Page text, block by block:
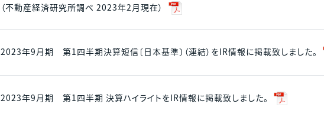
（不動産経済研究所調べ 2023年2月現在）
2023年9月期 第1四半期決算短信〔日本基準〕（連結）をIR情報に掲載致しました。
2023年9月期 第1四半期 決算ハイライトをIR情報に掲載致しました。